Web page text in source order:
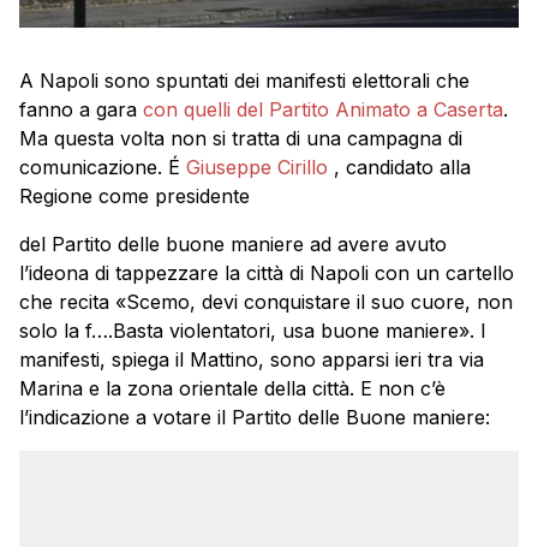
A Napoli sono spuntati dei manifesti elettorali che
fanno a gara con quelli del Partito Animato a Caserta.
Ma questa volta non si tratta di una campagna di
comunicazione. É Giuseppe Cirillo , candidato alla
Regione come presidente
del Partito delle buone maniere ad avere avuto
l’ideona di tappezzare la città di Napoli con un cartello
che recita «Scemo, devi conquistare il suo cuore, non
solo la f….Basta violentatori, usa buone maniere». I
manifesti, spiega il Mattino, sono apparsi ieri tra via
Marina e la zona orientale della città. E non c’è
l’indicazione a votare il Partito delle Buone maniere: